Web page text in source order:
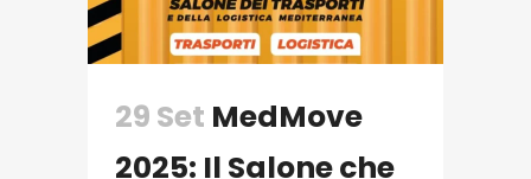
29 Set MedMove
2025: Il Salone che